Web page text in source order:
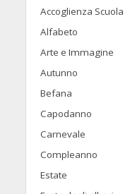
Accoglienza Scuola
Alfabeto
Arte e Immagine
Autunno
Befana
Capodanno
Carnevale
Compleanno
Estate